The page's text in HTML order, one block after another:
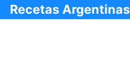
Saltar
al
Recetas Argentinas